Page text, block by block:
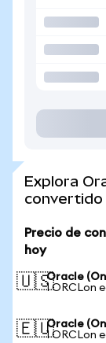
Explora
convertido
Precio de
hoy
🇺🇸Oracle
1 ORCLon
🇪🇺Oracle
1 ORCLon